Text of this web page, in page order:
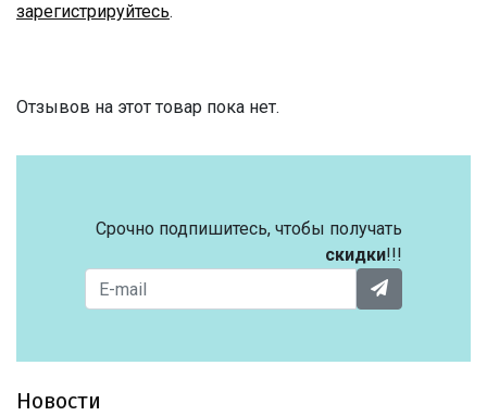
зарегистрируйтесь.
Отзывов на этот товар пока нет.
Срочно подпишитесь, чтобы получать
скидки!!!
Новости